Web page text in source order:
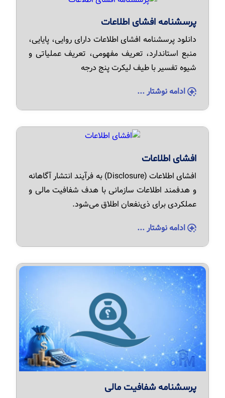
پرسشنامه افشای اطلاعات
دانلود پرسشنامه افشای اطلاعات دارای روایی، پایایی،
منبع استاندارد، تعریف مفهومی، تعریف عملیاتی و
شیوه تفسیر با طیف لیکرت پنج درجه
ادامه نوشتار ...
افشای اطلاعات
افشای اطلاعات (Disclosure) به فرآیند انتشار آگاهانه
و هدفمند اطلاعات سازمانی با هدف شفافیت مالی و
عملکردی برای ذی‌نفعان اطلاق می‌شود.
ادامه نوشتار ...
پرسشنامه شفافیت مالی